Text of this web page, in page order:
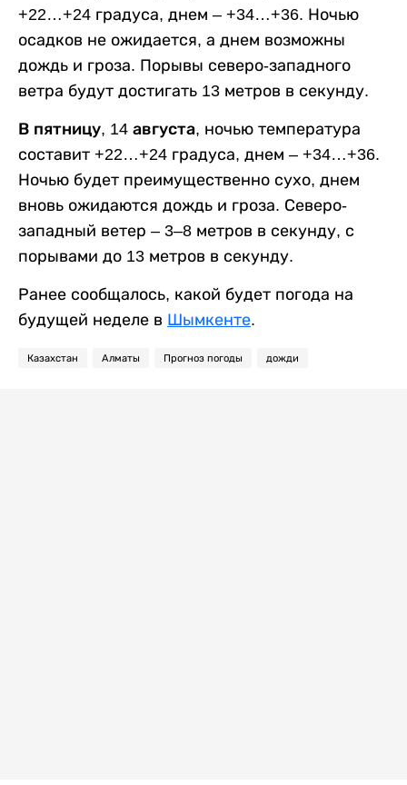
+22…+24 градуса, днем – +34…+36. Ночью
осадков не ожидается, а днем возможны
дождь и гроза. Порывы северо-западного
ветра будут достигать 13 метров в секунду.
В пятницу, 14 августа, ночью температура
составит +22…+24 градуса, днем – +34…+36.
Ночью будет преимущественно сухо, днем
вновь ожидаются дождь и гроза. Северо-
западный ветер – 3–8 метров в секунду, с
порывами до 13 метров в секунду.
Ранее сообщалось, какой будет погода на
будущей неделе в Шымкенте.
Казахстан Алматы Прогноз погоды дожди